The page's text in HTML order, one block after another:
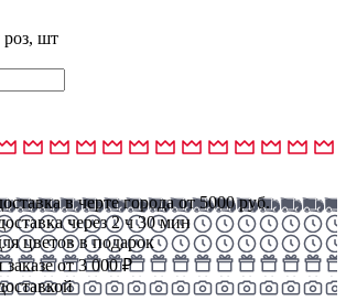
роз, шт
в черте города от 5000 руб.
через 2 ч 30 мин
цветов в подарок
от 3 000 ₽